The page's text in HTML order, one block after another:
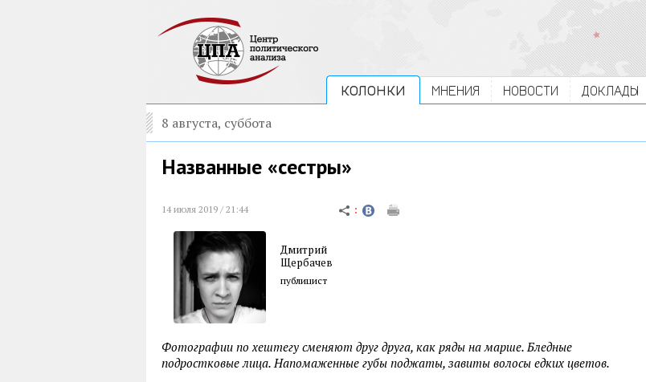
КОЛОНКИ МНЕНИЯ НОВОСТИ ДОКЛАДЫ
8 августа, суббота
Названные «сестры»
14 июля 2019 / 21:44
Дмитрий
Щербачев
публицист
Фотографии по хештегу сменяют друг друга, как ряды на марше. Бледные
подростковые лица. Напомаженные губы поджаты, завиты волосы едких цветов.